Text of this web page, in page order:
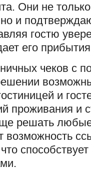
Они не
и
гостю
его
чеков с
и
проживания и
решать
возможность